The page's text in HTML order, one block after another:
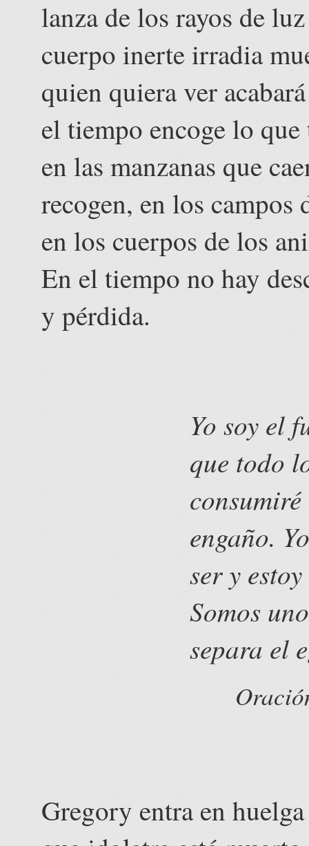
lanza de los rayos de
cuerpo inerte irradia
quien quiera ver
el tiempo encoge lo
en las manzanas que
recogen, en los campos
en los cuerpos de los
En el tiempo no hay
y pérdida.
Yo soy el
que todo
engaño.
ser y
Somos
separa el
Gregory entra en